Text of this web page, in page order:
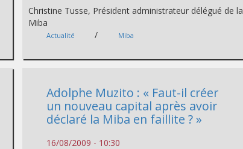
Christine Tusse, Président administrateur délégué de la
Miba
Actualité / Miba
Adolphe Muzito : « Faut-il créer
un nouveau capital après avoir
déclaré la Miba en faillite ? »
16/08/2009 - 10:30